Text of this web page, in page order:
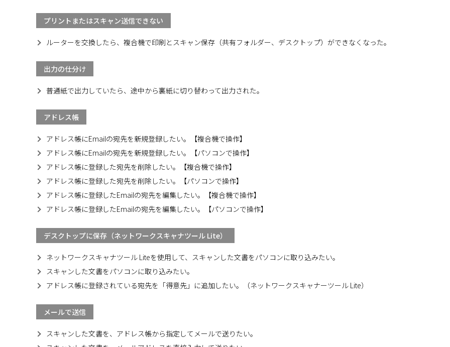
プリントまたはスキャン送信できない
ルーターを交換したら、複合機で印刷とスキャン保存（共有フォルダー、デスクトップ）ができなくなった。
出力の仕分け
普通紙で出力していたら、途中から裏紙に切り替わって出力された。
アドレス帳
アドレス帳にEmailの宛先を新規登録したい。【複合機で操作】
アドレス帳にEmailの宛先を新規登録したい。【パソコンで操作】
アドレス帳に登録した宛先を削除したい。【複合機で操作】
アドレス帳に登録した宛先を削除したい。【パソコンで操作】
アドレス帳に登録したEmailの宛先を編集したい。【複合機で操作】
アドレス帳に登録したEmailの宛先を編集したい。【パソコンで操作】
デスクトップに保存（ネットワークスキャナツール Lite）
ネットワークスキャナツール Liteを使用して、スキャンした文書をパソコンに取り込みたい。
スキャンした文書をパソコンに取り込みたい。
アドレス帳に登録されている宛先を「得意先」に追加したい。（ネットワークスキャナーツール Lite）
メールで送信
スキャンした文書を、アドレス帳から指定してメールで送りたい。